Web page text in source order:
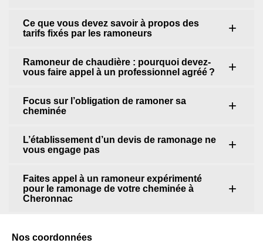
Ce que vous devez savoir à propos des
tarifs fixés par les ramoneurs
Ramoneur de chaudière : pourquoi devez-
vous faire appel à un professionnel agréé ?
Focus sur l’obligation de ramoner sa
cheminée
L’établissement d’un devis de ramonage ne
vous engage pas
Faites appel à un ramoneur expérimenté
pour le ramonage de votre cheminée à
Cheronnac
Nos coordonnées